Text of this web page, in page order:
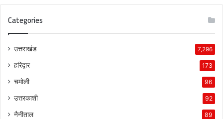
Categories
उत्तराखंड 7,296
हरिद्वार 173
चमोली 96
उत्तरकाशी 92
नैनीताल 89